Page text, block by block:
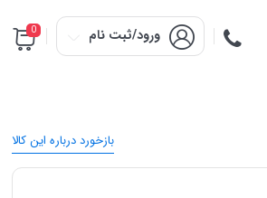
ورود/ثبت نام 0
بازخورد درباره این کالا